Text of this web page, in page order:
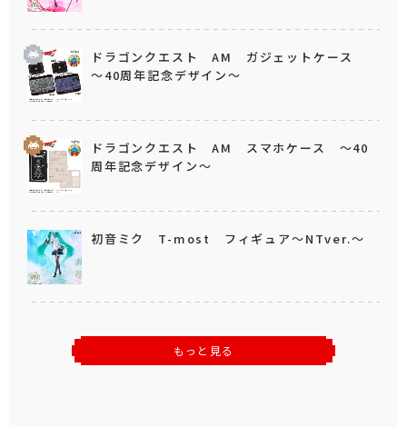
ドラゴンクエスト AM ガジェットケース
～40周年記念デザイン～
ドラゴンクエスト AM スマホケース ～40
周年記念デザイン～
初音ミク T-most フィギュア～NTver.～
もっと見る